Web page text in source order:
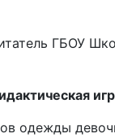
ГБОУ
одежды